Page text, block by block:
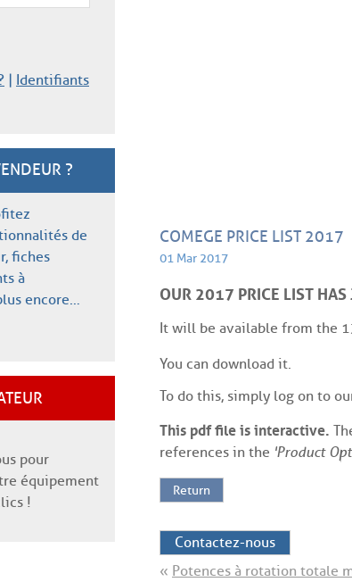
| Identifiants
?
de
fiches
à
encore…
pour
équipement
!
COMEGE PRICE LIST 2017
01 Mar 2017
OUR 2017 PRICE LIST
It will be available from the
You can download it.
To do this, simply log on to
This pdf file is interactive.
references in the 'Product
Return
Contactez-nous
« Potences à rotation totale